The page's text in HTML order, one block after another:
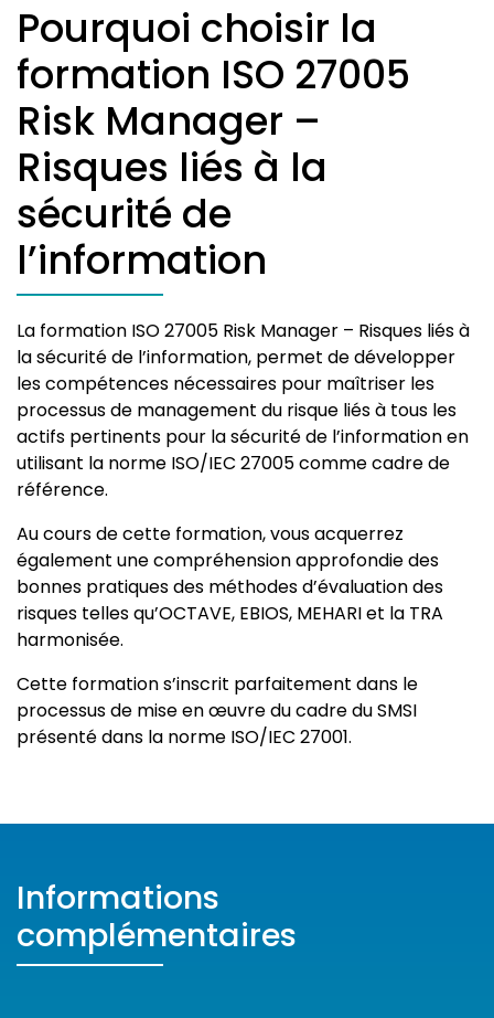
Pourquoi choisir la
formation ISO 27005
Risk Manager –
Risques liés à la
sécurité de
l’information
La formation ISO 27005 Risk Manager – Risques liés à
la sécurité de l’information, permet de développer
les compétences nécessaires pour maîtriser les
processus de management du risque liés à tous les
actifs pertinents pour la sécurité de l’information en
utilisant la norme ISO/IEC 27005 comme cadre de
référence.
Au cours de cette formation, vous acquerrez
également une compréhension approfondie des
bonnes pratiques des méthodes d’évaluation des
risques telles qu’OCTAVE, EBIOS, MEHARI et la TRA
harmonisée.
Cette formation s’inscrit parfaitement dans le
processus de mise en œuvre du cadre du SMSI
présenté dans la norme ISO/IEC 27001.
Informations
complémentaires